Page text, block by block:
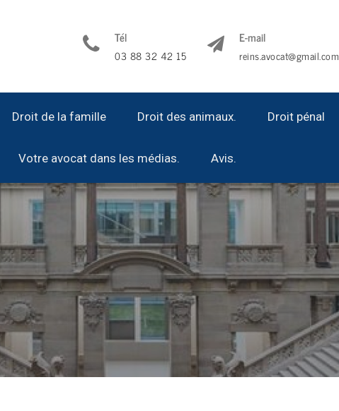
Tél
03 88 32 42 15
E-mail
reins.avocat@gmail.com
Droit de la famille Droit des animaux. Droit pénal
Votre avocat dans les médias. Avis.